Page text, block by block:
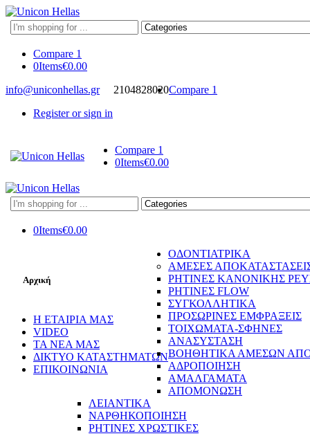
Search
here
Compare 1
0Items€0.00
info@uniconhellas.gr
2104828020Compare 1
Register or sign in
Compare 1
0Items€0.00
Search
here
0Items€0.00
Αρχική
Η ΕΤΑΙΡΙΑ ΜΑΣ
VIDEO
ΤΑ ΝΕΑ ΜΑΣ
ΔΙΚΤΥΟ ΚΑΤΑΣΤΗΜΑΤΩΝ
ΕΠΙΚΟΙΝΩΝΙΑ
ΟΔΟΝΤΙΑΤΡΙΚΑ
ΑΜΕΣΕΣ
ΡΗΤΙΝΕΣ ΚΑΝΟΝΙΚΗΣ
ΡΗΤΙΝΕΣ FLOW
ΣΥΓΚΟΛΛΗΤΙΚΑ
ΠΡΟΣΩΡΙΝΕΣ ΕΜΦΡΑΞΕΙΣ
ΤΟΙΧΩΜΑΤΑ-ΣΦΗΝΕΣ
ΑΝΑΣΥΣΤΑΣΗ
ΒΟΗΘΗΤΙΚΑ ΑΜΕΣΩΝ
ΑΔΡΟΠΟΙΗΣΗ
ΑΜΑΛΓΑΜΑΤΑ
ΑΠΟΜΟΝΩΣΗ
ΛΕΙΑΝΤΙΚΑ
ΝΑΡΘΗΚΟΠΟΙΗΣΗ
ΡΗΤΙΝΕΣ ΧΡΩΣΤΙΚΕΣ